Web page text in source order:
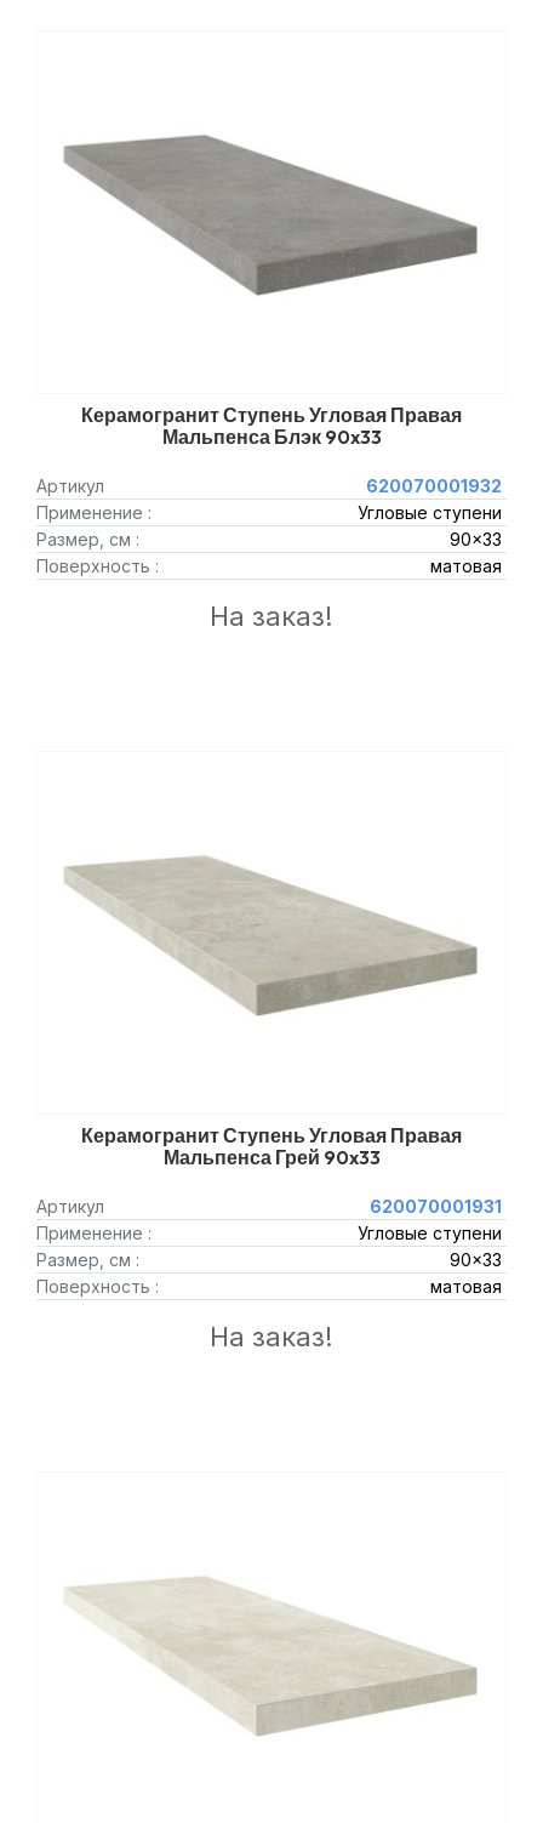
Керамогранит Ступень Угловая Правая
Мальпенса Блэк 90x33
Артикул
620070001932
Применение :
Угловые ступени
Размер, см :
90x33
Поверхность :
матовая
На заказ!
Керамогранит Ступень Угловая Правая
Мальпенса Грей 90x33
Артикул
620070001931
Применение :
Угловые ступени
Размер, см :
90x33
Поверхность :
матовая
На заказ!